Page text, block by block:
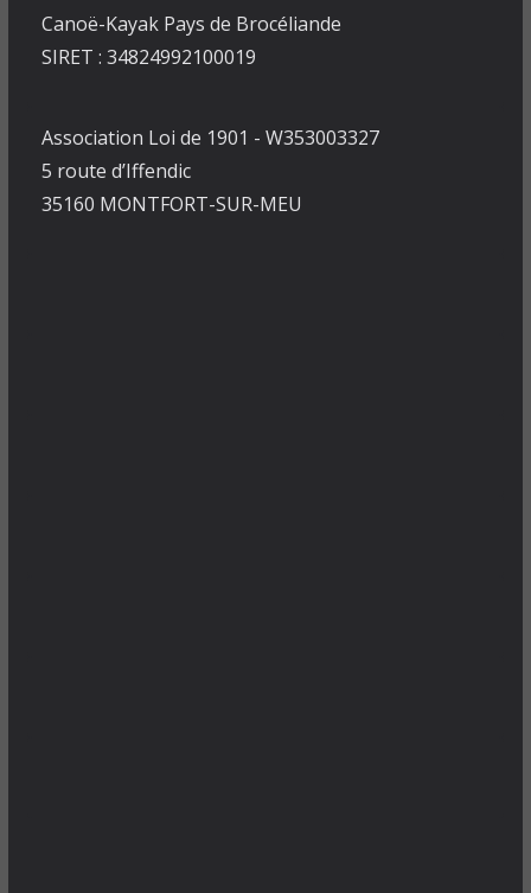
Canoë-Kayak Pays de Brocéliande
SIRET : 34824992100019
Association Loi de 1901 - W353003327
5 route d’Iffendic
35160 MONTFORT-SUR-MEU